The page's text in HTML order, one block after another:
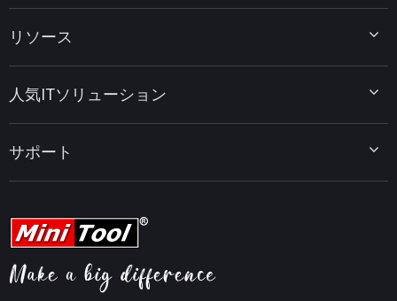
MiniTool Power Data Recovery
MiniTool PDF Editor
MiniTool MovieMaker
MiniTool uTube Downloader
リソース
データ復元ヒント
PDF編集ヒント
動画編集ヒント
ビデオ変換ヒント
画面録画ヒント
知識ベース
人気ITソリューション
MiniTool ニュースセンター
サポート
ヘルプ